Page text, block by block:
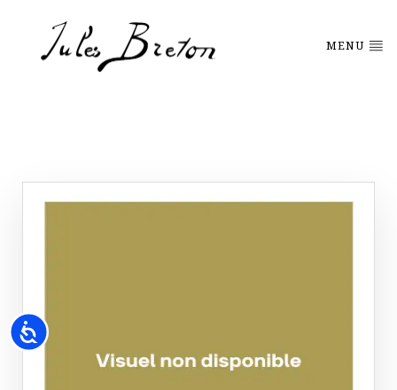
Accessibility
MENU